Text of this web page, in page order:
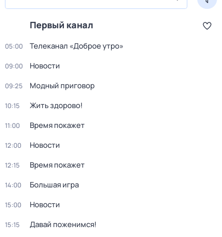
Первый канал
05:00 Телеканал «Доброе утро»
09:00 Новости
09:25 Модный приговор
10:15 Жить здорово!
11:00 Время покажет
12:00 Новости
12:15 Время покажет
14:00 Большая игра
15:00 Новости
15:15 Давай поженимся!